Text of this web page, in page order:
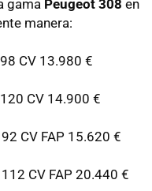
gama Peugeot 308 en
manera:
CV 13.980 €
CV 14.900 €
CV FAP 15.620 €
CV FAP 20.440 €